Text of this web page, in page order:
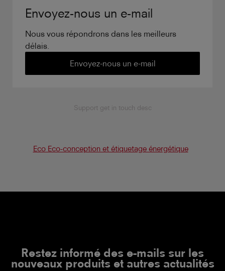
Envoyez-nous un e-mail
Nous vous répondrons dans les meilleurs
délais.
Envoyez-nous un e-mail
Support get in touch desc
Eco Eco-conception et étiquetage énergétique
Restez informé des e-mails sur les
nouveaux produits et autres actualités